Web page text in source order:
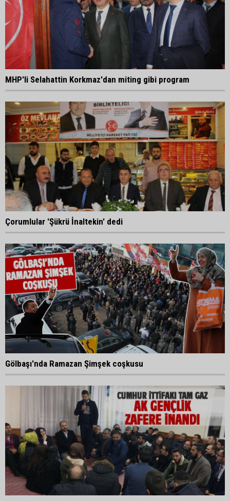
MHP'li Selahattin Korkmaz'dan miting gibi program
Çorumlular 'Şükrü İnaltekin' dedi
Gölbaşı'nda Ramazan Şimşek coşkusu